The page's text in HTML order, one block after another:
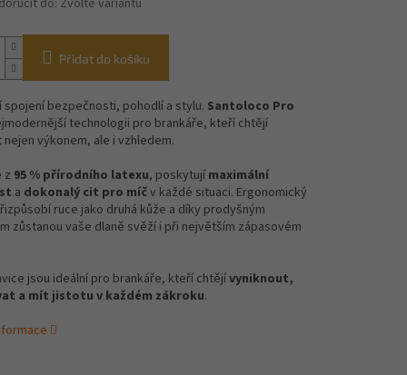
do: Zvolte variantu
Přidat do košíku
spojení bezpečnosti, pohodlí a stylu. Santoloco Pro
technologii pro brankáře, kteří chtějí
výkonem, ale i vzhledem.
z 95 % přírodního latexu, poskytují maximální
a dokonalý cit pro míčv každé situaci. Ergonomický
ruce jako druhá kůže a díky prodyšným
zůstanou vaše dlaně svěží i při největším zápasovém
jsou ideální pro brankáře, kteří chtějívyniknout,
a mít jistotu v každém zákroku.